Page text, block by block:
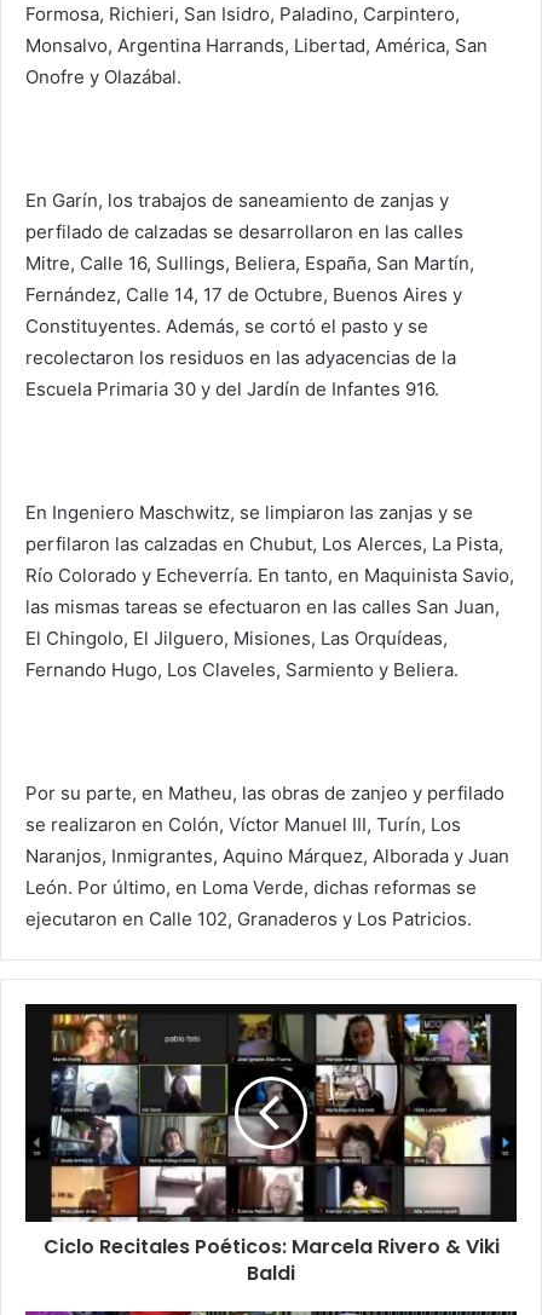
Formosa, Richieri, San Isidro, Paladino, Carpintero,
Monsalvo, Argentina Harrands, Libertad, América, San
Onofre y Olazábal.
En Garín, los trabajos de saneamiento de zanjas y
perfilado de calzadas se desarrollaron en las calles
Mitre, Calle 16, Sullings, Beliera, España, San Martín,
Fernández, Calle 14, 17 de Octubre, Buenos Aires y
Constituyentes. Además, se cortó el pasto y se
recolectaron los residuos en las adyacencias de la
Escuela Primaria 30 y del Jardín de Infantes 916.
En Ingeniero Maschwitz, se limpiaron las zanjas y se
perfilaron las calzadas en Chubut, Los Alerces, La Pista,
Río Colorado y Echeverría. En tanto, en Maquinista Savio,
las mismas tareas se efectuaron en las calles San Juan,
El Chingolo, El Jilguero, Misiones, Las Orquídeas,
Fernando Hugo, Los Claveles, Sarmiento y Beliera.
Por su parte, en Matheu, las obras de zanjeo y perfilado
se realizaron en Colón, Víctor Manuel III, Turín, Los
Naranjos, Inmigrantes, Aquino Márquez, Alborada y Juan
León. Por último, en Loma Verde, dichas reformas se
ejecutaron en Calle 102, Granaderos y Los Patricios.
Ciclo Recitales Poéticos: Marcela Rivero & Viki
Baldi